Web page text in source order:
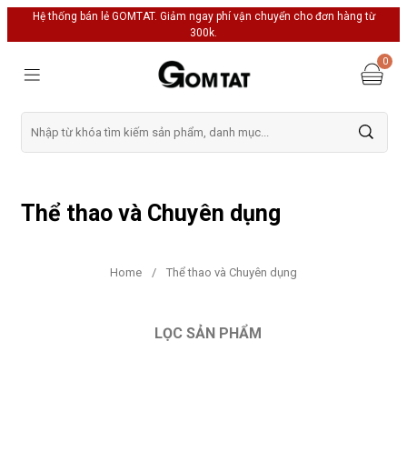
Hệ thống bán lẻ GOMTAT. Giảm ngay phí vận chuyển cho đơn hàng từ
300k.
0
Home / Thể thao và Chuyên dụng
Thể thao và Chuyên dụng
LỌC SẢN PHẨM